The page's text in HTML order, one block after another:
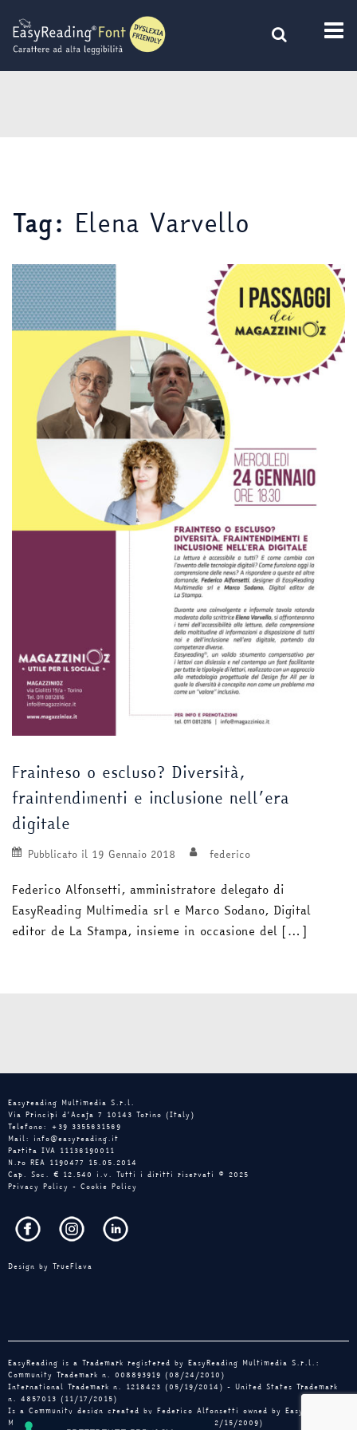
contenuto
Tag: Elena Varvello
Frainteso o escluso? Diversità,
fraintendimenti e inclusione nell’era
digitale
Pubblicato il 19 Gennaio 2018 federico
Federico Alfonsetti, amministratore delegato di
EasyReading Multimedia srl e Marco Sodano, Digital
editor de La Stampa, insieme in occasione del […]
Easyreading Multimedia S.r.l.
Via Principi d’Acaja 7 10143 Torino (Italy)
Telefono: +39 3355631569
Mail: info@easyreading.it
Partita IVA 11136190011
N.ro REA 1190477 15.05.2014
Cap. Soc. € 12.540 i.v. Tutti i diritti riservati © 2025
Privacy Policy - Cookie Policy
Design by TrueFlava
EasyReading is a Trademark registered by EasyReading Multimedia S.r.l.:
Community Trademark n. 008893919 (08/24/2010)
International Trademark n. 1218423 (05/19/2014) - United States Trademark
n. 4857013 (11/17/2015)
Is a Community design created by Federico Alfonsetti owned by EasyReading
Multimedia: registration n. 001648031-0001 (12/15/2009)